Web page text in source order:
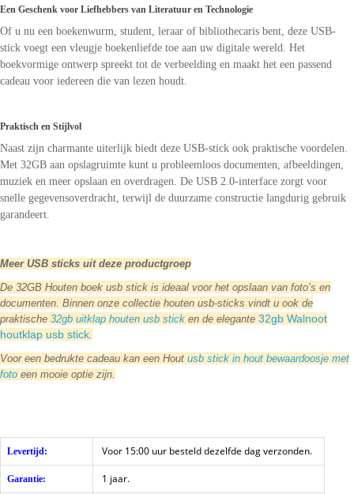
Een Geschenk voor Liefhebbers van Literatuur en Technologie
Of u nu een boekenwurm, student, leraar of bibliothecaris bent, deze USB-
stick voegt een vleugje boekenliefde toe aan uw digitale wereld. Het
boekvormige ontwerp spreekt tot de verbeelding en maakt het een passend
cadeau voor iedereen die van lezen houdt.
Praktisch en Stijlvol
Naast zijn charmante uiterlijk biedt deze USB-stick ook praktische voordelen.
Met 32GB aan opslagruimte kunt u probleemloos documenten, afbeeldingen,
muziek en meer opslaan en overdragen. De USB 2.0-interface zorgt voor
snelle gegevensoverdracht, terwijl de duurzame constructie langdurig gebruik
garandeert.
Meer USB sticks uit deze productgroep
De 32GB Houten boek usb stick is ideaal voor het opslaan van foto’s en
documenten. Binnen onze collectie houten usb-sticks vindt u ook de
praktische 32gb uitklap houten usb stick en de elegante 32gb Walnoot
houtklap usb stick.
Voor een bedrukte cadeau kan een Hout usb stick in hout bewaardoosje met
foto een mooie optie zijn.
Levertijd: Voor 15:00 uur besteld dezelfde dag verzonden.
Garantie: 1 jaar.